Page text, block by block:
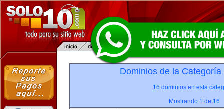
Dominios de la
16 dominios en esta
Mostrando 1 de 16